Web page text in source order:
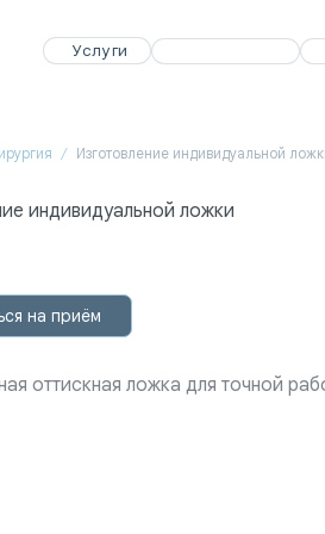
Услуги Специалисты Акции
Услуги Специалисты Акции
Изготовление индивидуальной
индивидуальной ложки
на приём
оттискная ложка для точной